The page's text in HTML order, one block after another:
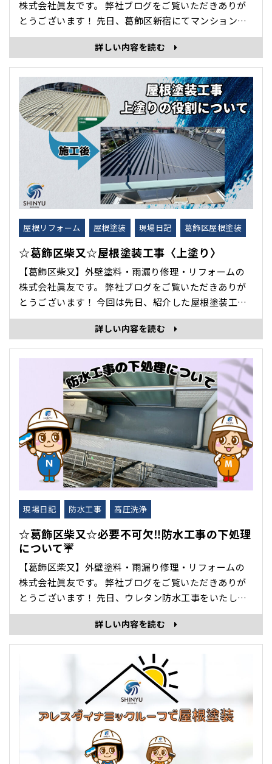
株式会社眞友です。 弊社ブログをご覧いただきありが
とうございます！ 先日、葛飾区新宿にてマンションの
外壁塗装工事をいたしましたので紹介します😊
従来･･･
詳しい内容を読む
屋根リフォーム 屋根塗装 現場日記 葛飾区屋根塗装
☆葛飾区柴又☆屋根塗装工事〈上塗り〉
【葛飾区柴又】外壁塗料・雨漏り修理・リフォームの
株式会社眞友です。 弊社ブログをご覧いただきありが
とうございます！ 今回は先日、紹介した屋根塗装工事
の続きを紹介します。 前回の中塗りの様子は こちら
る重要な工程！ ⭐上塗りの役割 ・美観の向上･･･
詳しい内容を読む
現場日記 防水工事 高圧洗浄
☆葛飾区柴又☆必要不可欠‼防水工事の下処理
について☔
【葛飾区柴又】外壁塗料・雨漏り修理・リフォームの
株式会社眞友です。 弊社ブログをご覧いただきありが
とうございます！ 先日、ウレタン防水工事をいたしま
したので紹介します。 防水工事は「下処理が8割」と
言われるほど重要な工程です。 下処理を疎かにすると
防水効果を十分に発揮できません。 施工後すぐに剥が
れ・浮き・膨れの原因に繋がります。 ･･･
詳しい内容を読む